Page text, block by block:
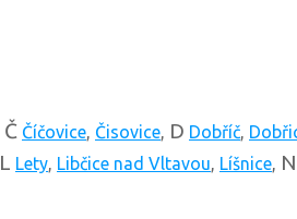
Č Číčovice, Čisovice, D Dobříč,
L Lety, Libčice nad Vltavou, Líšnice, N